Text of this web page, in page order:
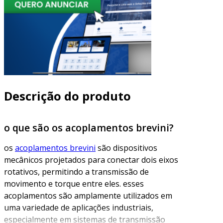
Descrição do produto
o que são os acoplamentos brevini?
os acoplamentos brevini são dispositivos
mecânicos projetados para conectar dois eixos
rotativos, permitindo a transmissão de
movimento e torque entre eles. esses
acoplamentos são amplamente utilizados em
uma variedade de aplicações industriais,
especialmente em sistemas de transmissão